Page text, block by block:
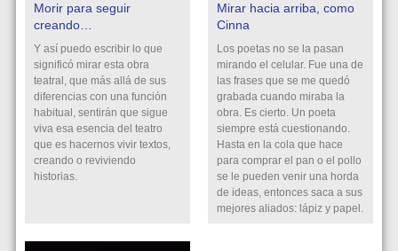
Morir para seguir
creando…
Y así puedo escribir lo que
significó mirar esta obra
teatral, que más allá de sus
diferencias con una función
habitual, sentirán que sigue
viva esa esencia del teatro
que es hacernos vivir textos,
creando o reviviendo
historias.
Mirar hacia arriba, como
Cinna
Los poetas no se la pasan
mirando el celular. Fue una de
las frases que se me quedó
grabada cuando miraba la
obra. Es cierto. Un poeta
siempre está cuestionando.
Hasta en la cola que hace
para comprar el pan o el pollo
se le pueden venir una horda
de ideas, entonces saca a sus
mejores aliados: lápiz y papel.